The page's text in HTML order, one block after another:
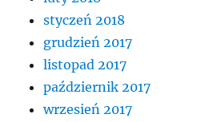
styczeń 2018
grudzień 2017
listopad 2017
październik 2017
wrzesień 2017